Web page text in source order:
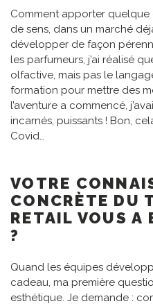
Comment apporter
de sens, dans un marché
développer de façon
les parfumeurs, j’ai réalisé
olfactive, mais pas le
formation pour mettre des
l’aventure a commencé,
incarnés, puissants ! Bon,
Covid…
VOTRE
CONCRÈTE DU
RETAIL VOUS A
?
Quand les équipes
cadeau, ma première
esthétique. Je demande :